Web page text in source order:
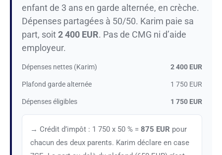
enfant de 3 ans en garde alternée, en crèche.
Dépenses partagées à 50/50. Karim paie sa
part, soit2 400 EUR. Pas de CMG ni d’aide
employeur.
Dépenses nettes (Karim) 2 400 EUR
Plafond garde alternée 1 750 EUR
Dépenses éligibles 1 750 EUR
→ Crédit d’impôt : 1 750 x 50 % = 875 EUR pour
chacun des deux parents. Karim déclare en case